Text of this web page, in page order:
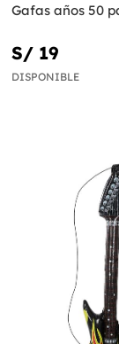
Gafas años 50
S/ 19
DISPONIBLE